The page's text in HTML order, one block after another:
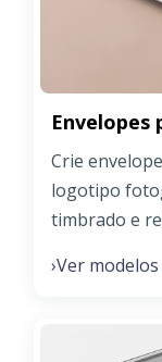
Envelopes
Crie
logotipo
timbrado e
›Ver